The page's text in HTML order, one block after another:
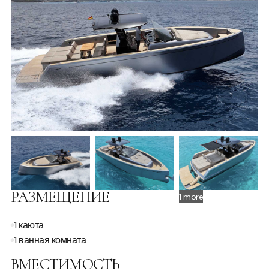
1 more
РАЗМЕЩЕНИЕ
1 каюта
1 ванная комната
ВМЕСТИМОСТЬ